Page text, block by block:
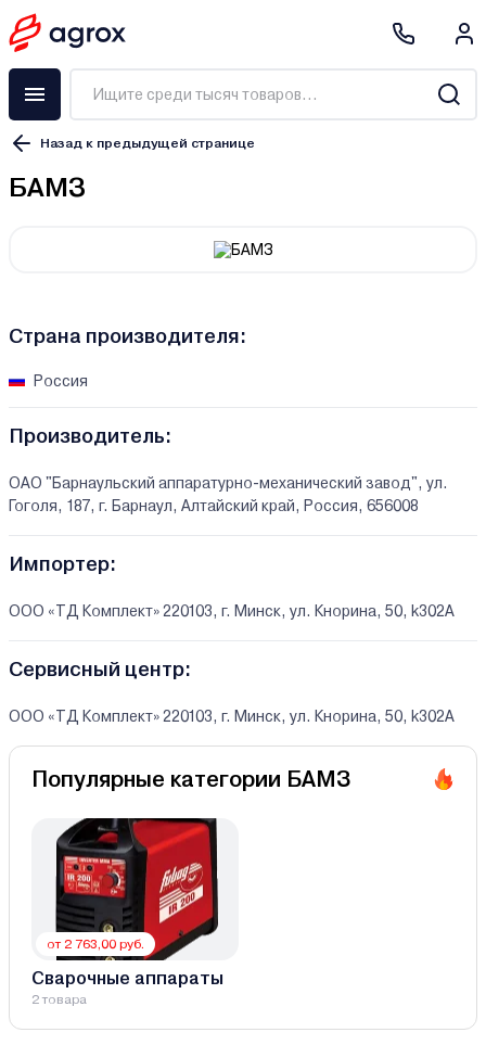
Назад к предыдущей странице
БАМЗ
Страна производителя:
Россия
Производитель:
ОАО "Барнаульский аппаратурно-механический завод", ул.
Гоголя, 187, г. Барнаул, Алтайский край, Россия, 656008
Импортер:
ООО «ТД Комплект» 220103, г. Минск, ул. Кнорина, 50, k302A
Сервисный центр:
ООО «ТД Комплект» 220103, г. Минск, ул. Кнорина, 50, k302A
Популярные категории БАМЗ
от 2 763,00 руб.
Сварочные аппараты
2 товара